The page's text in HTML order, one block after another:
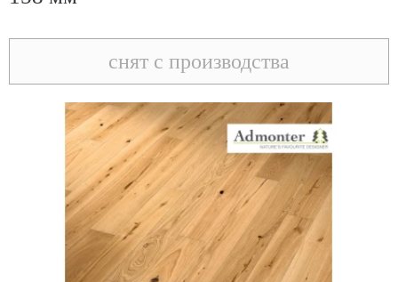
снят с производства